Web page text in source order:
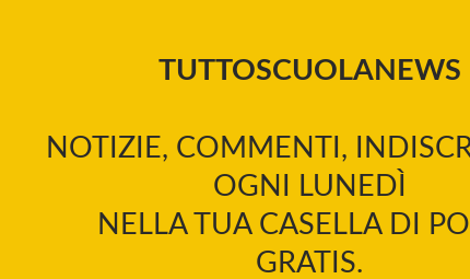
TUTTOSCUOLANEWS
NOTIZIE, COMMENTI,
OGNI LUNEDÌ
NELLA TUA CASELLA DI
GRATIS.